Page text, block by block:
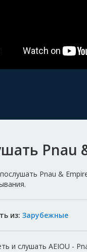
Pnau
Pnau &
из: Зарубежные
и слушать AEIOU -